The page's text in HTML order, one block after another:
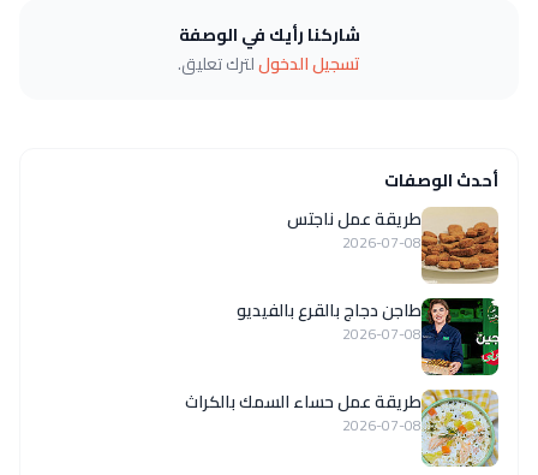
شاركنا رأيك في الوصفة
تسجيل الدخوللترك تعليق.
أحدث الوصفات
طريقة عمل ناجتس
2026-07-08
طاجن دجاج بالقرع بالفيديو
2026-07-08
طريقة عمل حساء السمك بالكراث
2026-07-08